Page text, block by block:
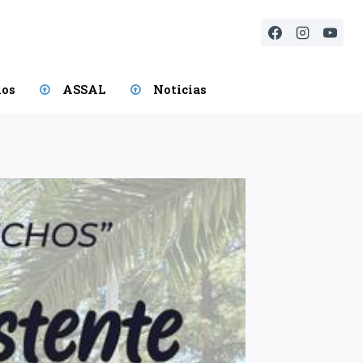
ASSAL Noticias